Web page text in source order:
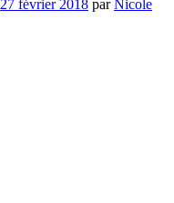
27 février 2018 parNicole